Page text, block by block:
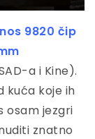
9820 čip
a i Kine).
kuća koje ih
osam jezgri
znatno